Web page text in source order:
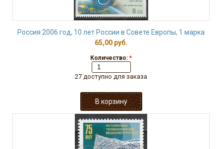
Россия 2006 год, 10 лет России в Совете Европы, 1 марка
65,00 руб.
Количество: *
27 доступно для заказа